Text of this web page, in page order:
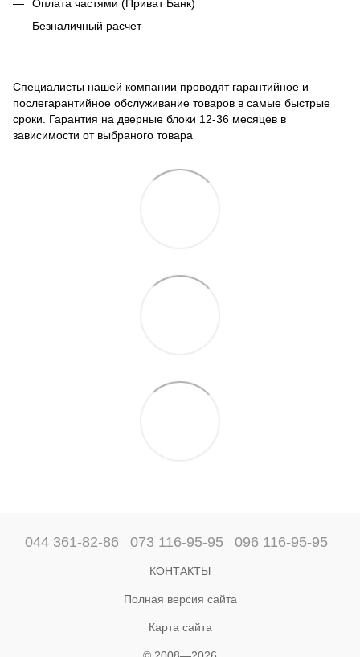
Оплата частями (Приват Банк)
Безналичный расчет
Специалисты нашей компании проводят гарантийное и
послегарантийное обслуживание товаров в самые быстрые
сроки. Гарантия на дверные блоки 12-36 месяцев в
зависимости от выбраного товара
044 361-82-86 073 116-95-95 096 116-95-95
КОНТАКТЫ
Полная версия сайта
Карта сайта